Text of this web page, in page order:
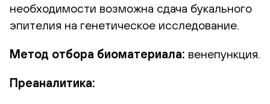
необходимости возможна сдача букального
эпителия на генетическое исследование.
Метод отбора биоматериала: венепункция.
Преаналитика: